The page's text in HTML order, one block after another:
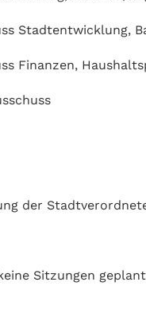
Stadtentwicklung,
Finanzen,
der
Sitzungen